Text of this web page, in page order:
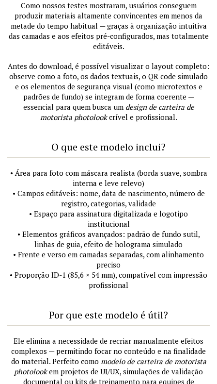
Como nossos testes mostraram, usuários conseguem
produzir materiais altamente convincentes em menos da
metade do tempo habitual — graças à organização intuitiva
das camadas e aos efeitos pré-configurados, mas totalmente
editáveis.
Antes do download, é possível visualizar o layout completo:
observe como a foto, os dados textuais, o QR code simulado
e os elementos de segurança visual (como microtextos e
padrões de fundo) se integram de forma coerente —
essencial para quem busca um design de carteira de
motorista photolookcrível e profissional.
O que este modelo inclui?
• Área para foto com máscara realista (borda suave, sombra
interna e leve relevo)
• Campos editáveis: nome, data de nascimento, número de
registro, categorias, validade
• Espaço para assinatura digitalizada e logotipo
institucional
• Elementos gráficos avançados: padrão de fundo sutil,
linhas de guia, efeito de holograma simulado
• Frente e verso em camadas separadas, com alinhamento
preciso
• Proporção ID-1 (85,6 × 54 mm), compatível com impressão
profissional
Por que este modelo é útil?
Ele elimina a necessidade de recriar manualmente efeitos
complexos — permitindo focar no conteúdo e na finalidade
do material. Perfeito como modelo de carteira de motorista
photolookem projetos de UI/UX, simulações de validação
documental ou kits de treinamento para equipes de